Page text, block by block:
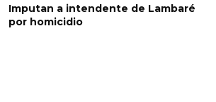
Imputan a intendente de Lambaré
por homicidio